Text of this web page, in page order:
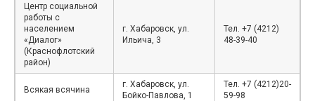
Центр социальной
работы с
населением
«Диалог»
(Краснофлотский
район)
г. Хабаровск, ул.
Ильича, 3
Тел. +7 (4212)
48-39-40
Всякая всячина
г. Хабаровск, ул.
Бойко-Павлова, 1
Тел. +7 (4212)20-
59-98